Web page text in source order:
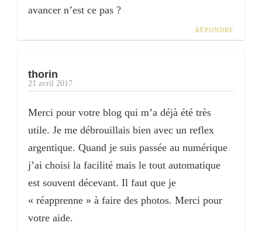
avancer n’est ce pas ?
RÉPONDRE
thorin
21 avril 2017
Merci pour votre blog qui m’a déjà été très
utile. Je me débrouillais bien avec un reflex
argentique. Quand je suis passée au numérique
j’ai choisi la facilité mais le tout automatique
est souvent décevant. Il faut que je
« réapprenne » à faire des photos. Merci pour
votre aide.